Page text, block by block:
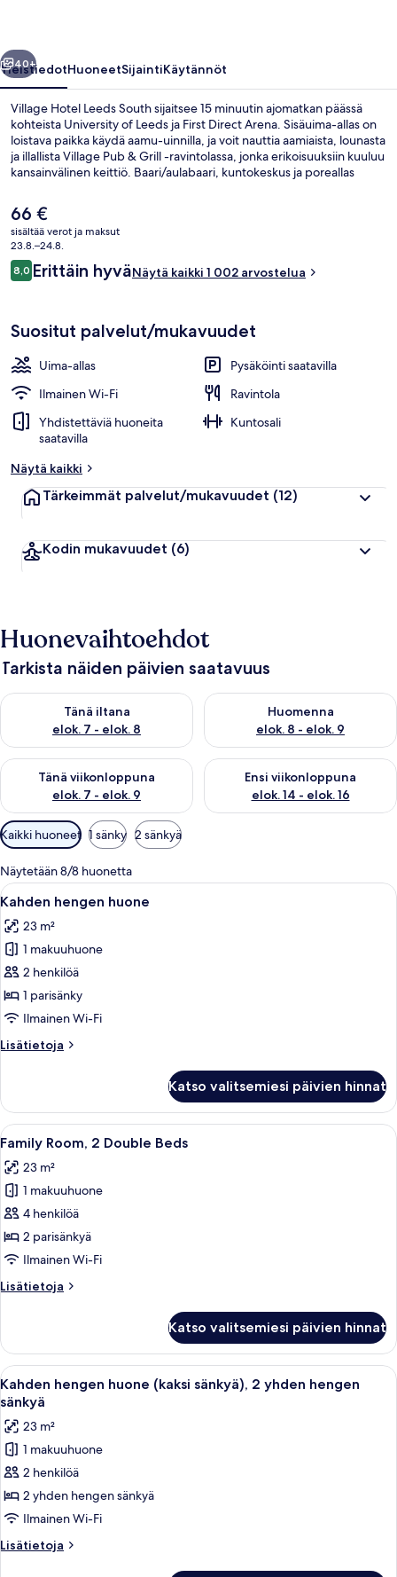
Seuraava
40+
YleistiedotHuoneetSijaintiKäytännöt
Village Hotel Leeds South sijaitsee 15 minuutin ajomatkan päässä
kohteista University of Leeds ja First Direct Arena. Sisäuima-allas on
loistava paikka käydä aamu-uinnilla, ja voit nauttia aamiaista, lounasta
ja illallista Village Pub & Grill -ravintolassa, jonka erikoisuuksiin kuuluu
kansainvälinen keittiö. Baari/aulabaari, kuntokeskus ja poreallas
majoituspaikan avuliasta henkilökuntaa.
Nykyinen
hinta
on
66 €
66 €
sisältää verot ja maksut
23.8.–24.8.
Arvostelut
8,08,0 kautta 10.
Erittäin hyväNäytä kaikki 1 002 arvostelua
Suositut palvelut/mukavuudet
Uima-allas
Pysäköinti saatavilla
Ilmainen Wi-Fi
Ravintola
Yhdistettäviä huoneita
saatavilla
Kuntosali
Näytä kaikki
Tärkeimmät palvelut/mukavuudet (12)
Kodin mukavuudet (6)
Huonevaihtoehdot
Tarkista näiden päivien saatavuus
Tänä iltana
elok. 7 - elok. 8
Tarkista tämän illan saatavuus elok. 7 - elok. 8
Huomenna
elok. 8 - elok. 9
Tarkista huomisen saatavuus
Tänä viikonloppuna
elok. 7 - elok. 9
Tarkista tämän viikonlopun saatavuus elok. 7 - elok. 9
Ensi viikonloppuna
elok. 14 - elok. 16
Tarkista ensi viikonlopun
Huoneille
saatavilla
olevia
suodattimia
Kaikki huoneet 1 sänky 2 sänkyä
Näytetään 8/8 huonetta
Avaa
kaikki
huonetyypin
Kahden
hengen
huone
kuvat
Hotellihuone, jossa on sänky,
9
Kahden hengen huone
23 m²
1 makuuhuone
2 henkilöä
1 parisänky
Ilmainen Wi-Fi
Lisätietoja
Lisätietoja
huone
Katso valitsemiesi päivien hinnat
Avaa
kaikki
huonetyypin
Family
Room,
2
Double
kuvat
Hotellihuone, jossa on kaksi
8
Family Room, 2 Double Beds
23 m²
1 makuuhuone
4 henkilöä
2 parisänkyä
Ilmainen Wi-Fi
Lisätietoja
Lisätietoja
2
Double
Beds
Katso valitsemiesi päivien hinnat
Avaa
kaikki
huonetyypin
Kahden
hengen
huone
(kaksi
sänkyä),
2
yhden
Hotellihuone, jossa on kaksi
8
Kahden hengen huone (kaksi sänkyä), 2 yhden hengen
sänkyä
23 m²
1 makuuhuone
2 henkilöä
2 yhden hengen sänkyä
Ilmainen Wi-Fi
Lisätietoja
Lisätietoja